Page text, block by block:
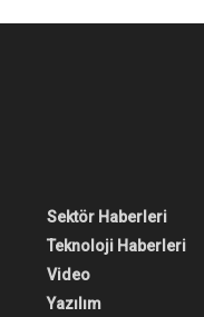
Sektör Haberleri
Teknoloji Haberleri
Video
Yazılım